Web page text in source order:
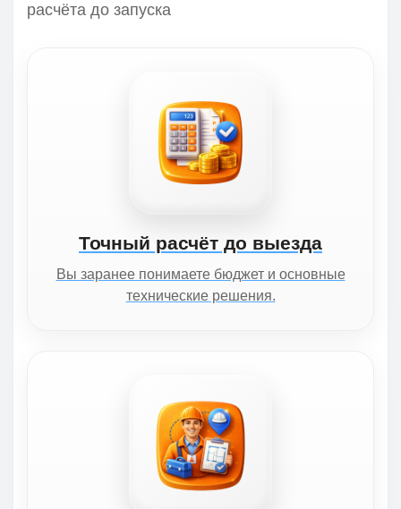
расчёта до запуска
Точный расчёт до выезда
Вы заранее понимаете бюджет и основные
технические решения.